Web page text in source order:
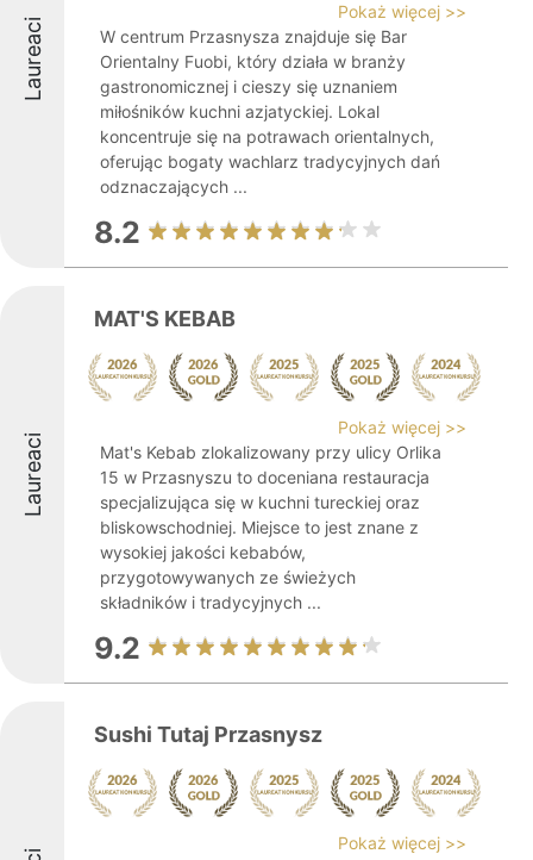
Laureaci
Pokaż więcej >>
W centrum Przasnysza znajduje się Bar
Orientalny Fuobi, który działa w branży
gastronomicznej i cieszy się uznaniem
miłośników kuchni azjatyckiej. Lokal
koncentruje się na potrawach orientalnych,
oferując bogaty wachlarz tradycyjnych dań
odznaczających ...
8.2
Laureaci
MAT'S KEBAB
Pokaż więcej >>
Mat's Kebab zlokalizowany przy ulicy Orlika
15 w Przasnyszu to doceniana restauracja
specjalizująca się w kuchni tureckiej oraz
bliskowschodniej. Miejsce to jest znane z
wysokiej jakości kebabów,
przygotowywanych ze świeżych
składników i tradycyjnych ...
9.2
Sushi Tutaj Przasnysz
Pokaż więcej >>